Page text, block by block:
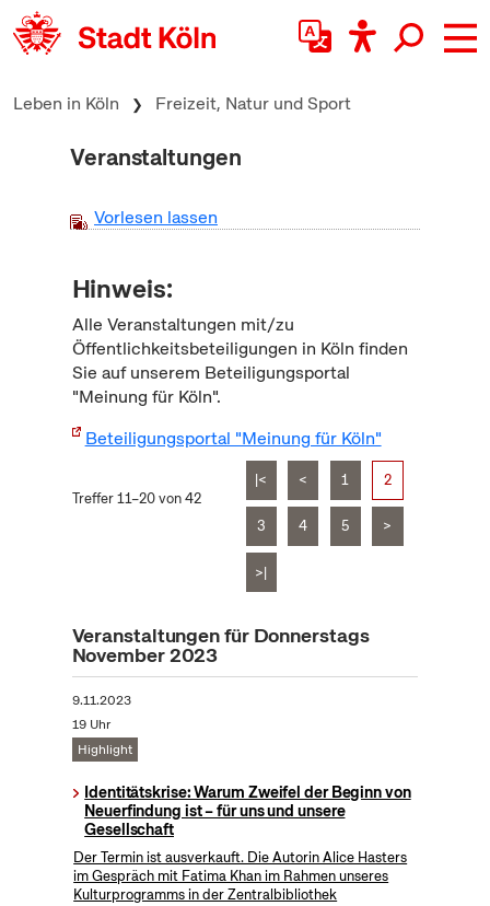
zum Inhalt springen
Leben in Köln Freizeit, Natur und Sport
Veranstaltungen
Vorlesen lassen
Hinweis:
Alle Veranstaltungen mit/zu
Öffentlichkeitsbeteiligungen in Köln finden
Sie auf unserem Beteiligungsportal
"Meinung für Köln".
Beteiligungsportal "Meinung für Köln"
Treffer 11–20 von 42
|< < 1 2
3 4 5 >
>|
Veranstaltungen für Donnerstags
November 2023
9.11.2023
19 Uhr
Highlight
Identitätskrise: Warum Zweifel der Beginn von
Neuerfindung ist – für uns und unsere
Gesellschaft
Der Termin ist ausverkauft. Die Autorin Alice Hasters
im Gespräch mit Fatima Khan im Rahmen unseres
Kulturprogramms in der Zentralbibliothek